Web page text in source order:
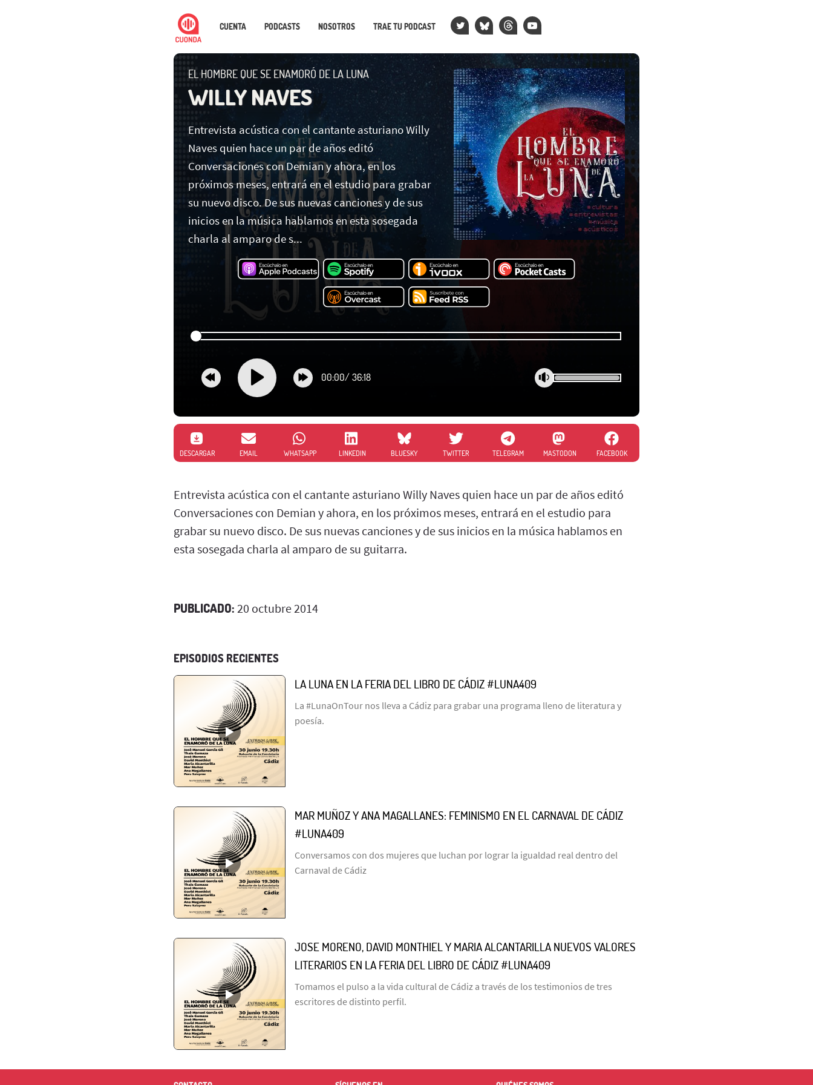
CUENTA PODCASTS NOSOTROS TRAE TU PODCAST
EL HOMBRE QUE SE ENAMORÓ DE LA LUNA
WILLY NAVES
Entrevista acústica con el cantante asturiano Willy
Naves quien hace un par de años editó
Conversaciones con Demian y ahora, en los
próximos meses, entrará en el estudio para grabar
su nuevo disco. De sus nuevas canciones y de sus
inicios en la música hablamos en esta sosegada
charla al amparo de s...
00:00/ 36:18
DESCARGAR EMAIL WHATSAPP LINKEDIN BLUESKY TWITTER TELEGRAM MASTODON FACEBOOK
Entrevista acústica con el cantante asturiano Willy Naves quien hace un par de años editó
Conversaciones con Demian y ahora, en los próximos meses, entrará en el estudio para
grabar su nuevo disco. De sus nuevas canciones y de sus inicios en la música hablamos en
esta sosegada charla al amparo de su guitarra.
PUBLICADO: 20 octubre 2014
EPISODIOS RECIENTES
LA LUNA EN LA FERIA DEL LIBRO DE CÁDIZ #LUNA409
La #LunaOnTour nos lleva a Cádiz para grabar una programa lleno de literatura y
poesía.
MAR MUÑOZ Y ANA MAGALLANES: FEMINISMO EN EL CARNAVAL DE CÁDIZ
#LUNA409
Conversamos con dos mujeres que luchan por lograr la igualdad real dentro del
Carnaval de Cádiz
JOSE MORENO, DAVID MONTHIEL Y MARIA ALCANTARILLA NUEVOS VALORES
LITERARIOS EN LA FERIA DEL LIBRO DE CÁDIZ #LUNA409
Tomamos el pulso a la vida cultural de Cádiz a través de los testimonios de tres
escritores de distinto perfil.